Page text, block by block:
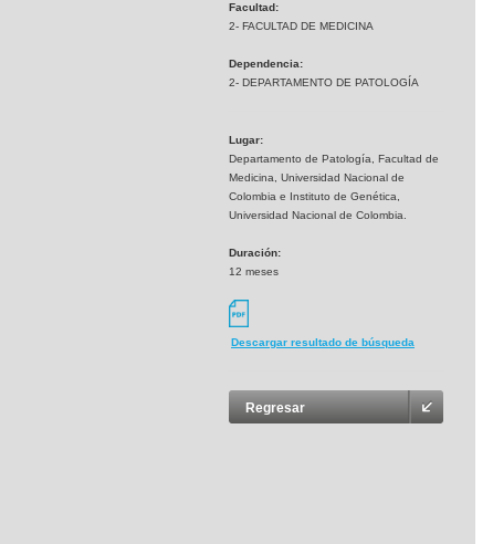
Facultad:
2- FACULTAD DE MEDICINA
Dependencia:
2- DEPARTAMENTO DE PATOLOGÍA
Lugar:
Departamento de Patología, Facultad de
Medicina, Universidad Nacional de
Colombia e Instituto de Genética,
Universidad Nacional de Colombia.
Duración:
12 meses
Descargar resultado de búsqueda
Regresar